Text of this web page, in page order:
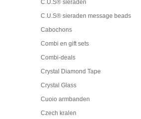
C.U.S® sieraden
C.U.S® sieraden message beads
Cabochons
Combi en gift sets
Combi-deals
Crystal Diamond Tape
Crystal Glass
Cuoio armbanden
Czech kralen